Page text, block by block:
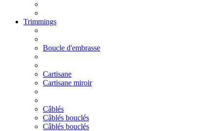
Trimmings
Boucle d'embrasse
Cartisane
Cartisane miroir
Câblés
Câblés bouclés
Câblés bouclés